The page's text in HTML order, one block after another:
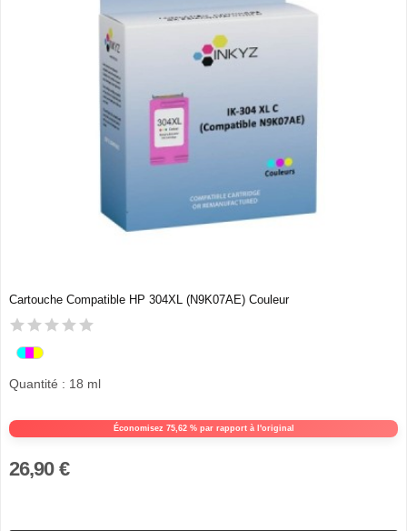
Cartouche Compatible HP 304XL (N9K07AE) Couleur
Économisez 75,62 % par rapport à l'original
Quantité : 18 ml
26,90 €